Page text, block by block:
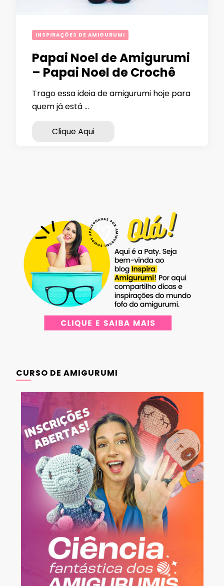
INSPIRAÇÕES DE AMIGURUMI
Papai Noel de Amigurumi
– Papai Noel de Crochê
Trago essa ideia de amigurumi hoje para
quem já está …
Clique Aqui
CURSO DE AMIGURUMI